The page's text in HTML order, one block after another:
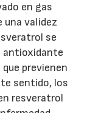
en gas
validez
se
antioxidante
previenen
sentido, los
resveratrol